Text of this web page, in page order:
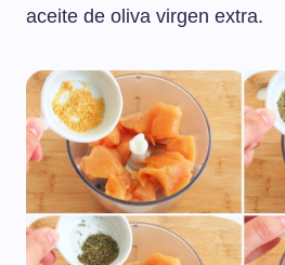
aceite de oliva virgen extra.